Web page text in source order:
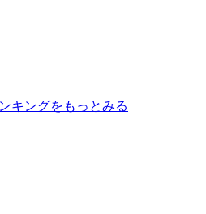
キングをもっとみる